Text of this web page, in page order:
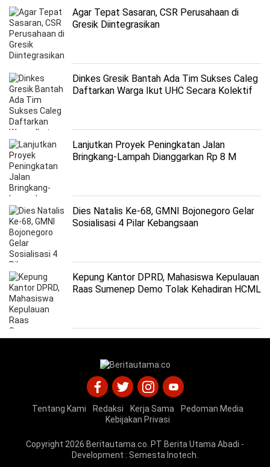
Agar Tepat Sasaran, CSR Perusahaan di
Gresik Diintegrasikan
Dinkes Gresik Bantah Ada Tim Sukses Caleg
Daftarkan Warga Ikut UHC Secara Kolektif
Lanjutkan Proyek Peningkatan Jalan
Bringkang-Lampah Dianggarkan Rp 8 M
Dies Natalis Ke-68, GMNI Bojonegoro Gelar
Sosialisasi 4 Pilar Kebangsaan
Kepung Kantor DPRD, Mahasiswa Kepulauan
Raas Sumenep Demo Tolak Kehadiran HCML
Tentang Kami Redaksi Kerja Sama
Pedoman Media
Kebijakan Privasi
Copyright 2026 Beritautama.co . PT Berita Utama Abadi -
Development : Semesta Inotech